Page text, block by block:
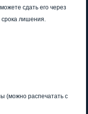
сдать его через
срока лишения.
(можно распечатать с